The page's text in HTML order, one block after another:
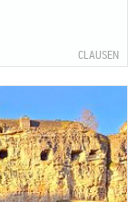
CLAUSEN